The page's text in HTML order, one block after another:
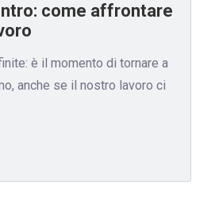
come affrontare
è il momento di tornare a
anche se il nostro lavoro ci